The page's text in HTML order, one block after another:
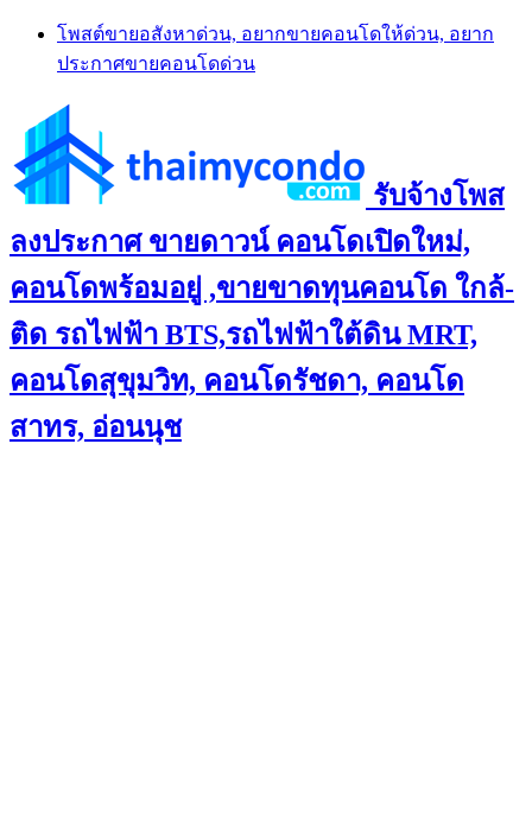
Skip
content
โพสต์ขายอสังหาด่วน, อยากขายคอนโดให้ด่วน, อยาก
ประกาศขายคอนโดด่วน
รับจ้างโพส
ลงประกาศ ขายดาวน์ คอนโดเปิดใหม่,
คอนโดพร้อมอยู่ ,ขายขาดทุนคอนโด ใกล้-
ติด รถไฟฟ้า BTS,รถไฟฟ้าใต้ดิน MRT,
คอนโดสุขุมวิท, คอนโดรัชดา, คอนโด
สาทร, อ่อนนุช